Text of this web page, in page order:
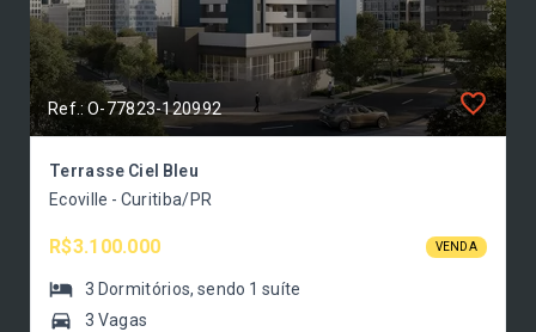
Ref.: O-77823-120992
Terrasse Ciel Bleu
Ecoville - Curitiba/PR
R$3.100.000 VENDA
3 Dormitórios, sendo 1 suíte
3 Vagas